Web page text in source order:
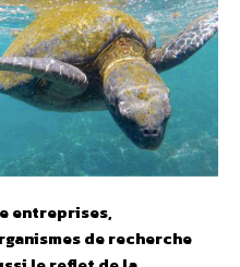
entreprises,
de recherche